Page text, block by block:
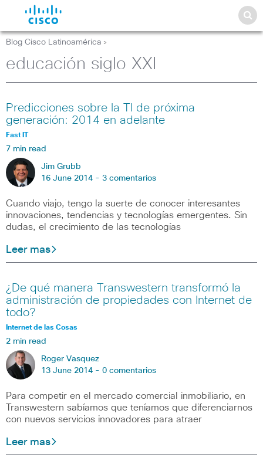
Blog Cisco Latinoamérica >
educación siglo XXI
Predicciones sobre la TI de próxima
generación: 2014 en adelante
Fast IT
7 min read
Jim Grubb
16 June 2014 - 3 comentarios
Cuando viajo, tengo la suerte de conocer interesantes
innovaciones, tendencias y tecnologías emergentes. Sin
dudas, el crecimiento de las tecnologías
Leer mas
¿De qué manera Transwestern transformó la
administración de propiedades con Internet de
todo?
Internet de las Cosas
2 min read
Roger Vasquez
13 June 2014 - 0 comentarios
Para competir en el mercado comercial inmobiliario, en
Transwestern sabíamos que teníamos que diferenciarnos
con nuevos servicios innovadores para atraer
Leer mas